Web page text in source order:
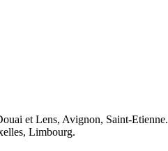
et Lens, Avignon, Saint-Etienne.
Limbourg.